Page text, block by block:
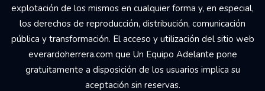
explotación de los mismos en cualquier forma y, en especial,
los derechos de reproducción, distribución, comunicación
pública y transformación. El acceso y utilización del sitio web
everardoherrera.com que Un Equipo Adelante pone
gratuitamente a disposición de los usuarios implica su
aceptación sin reservas.